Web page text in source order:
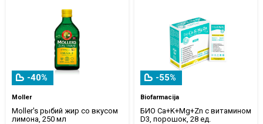
-40%
Moller
Moller's рыбий жир со вкусом
лимона, 250 мл
-55%
Biofarmacija
БИО Ca+K+Mg+Zn с витамином
D3, порошок, 28 ед.